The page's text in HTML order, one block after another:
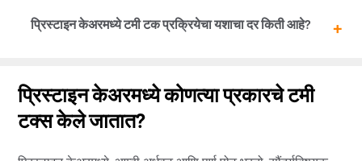
होय, प्रिस्टाइन केअरमध्ये, ज्यांना टमी टक शस्त्रक्रिया करायची आहे
समन्वयकाशी बोला.
प्रिस्टाइन केअरमध्ये टमी टक प्रक्रियेचा यशाचा दर किती आहे?
आहे. बहुतेक प्रकरणांमध्ये, आमच्या रूग्णांना तत्काळ फरक जाणवतो
आणि ते परिणामांवर समाधानी असतात.
प्रिस्टाइन केअरमध्ये कोणत्या प्रकारचे टमी
टक्स केले जातात?